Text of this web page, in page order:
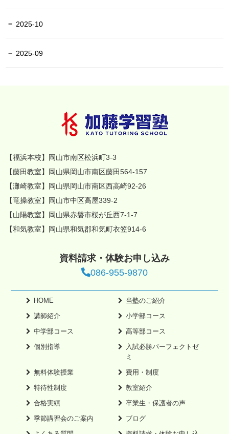
2025-10
2025-09
【福浜本校】岡山市南区松浜町3-3
【藤田教室】岡山県岡山市南区藤田564-157
【灘崎教室】岡山県岡山市南区西高崎92-26
【竜操教室】岡山市中区高屋339-2
【山陽教室】岡山県赤磐市桜が丘西7-1-7
【和気教室】岡山県和気郡和気町衣笠914-6
資料請求・体験お申し込み
086-955-9870
HOME
当塾のご紹介
講師紹介
小学部コース
中学部コース
高等部コース
個別指導
入試必勝パーフェクトゼ
ミ
無料体験授業
費用・制度
特待性制度
教室紹介
合格実績
卒業生・保護者の声
季節講習会のご案内
ブログ